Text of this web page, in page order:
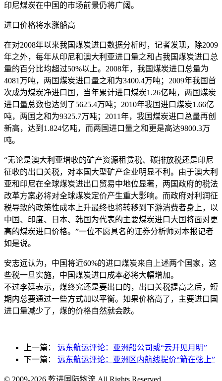
印尼煤炭在中国的市场前景仍将广阔。
进口价格将水涨船高
在对2008年以来我国煤炭进口数据分析时，记者发现，除2009
年之外，每年从印尼和澳大利亚进口量之和占我国煤炭进口总
量的百分比均超过50%以上。2008年，我国煤炭进口总量为
4081万吨，两国煤炭进口量之和为3400.4万吨；2009年我国首
次成为煤炭净进口国，当年累计进口煤炭1.26亿吨，两国煤炭
进口量总数也达到了5625.4万吨；2010年我国进口煤炭1.66亿
吨，两国之和为9325.7万吨；2011年，我国煤炭进口总量再创
新高，达到1.824亿吨，而两国进口量之和更是高达9800.3万
吨。
“无论是澳大利亚增收的矿产资源租赁税、碳排放税还是印尼
征收的出口关税，对本国大型矿产企业明显不利。由于澳大利
亚和印尼在全球煤炭进出口贸易中地位显著，两国政府的税法
改革方案必将对全球煤炭定价产生重大影响。而政府对利润征
税导致的政策性成本上升最终也将转移到下游消费者身上，以
中国、印度、日本、韩国为代表的主要煤炭进口大国将面对更
高的煤炭进口价格。”一位不愿具名的证券分析师对本报记者
如是说。
安志远认为，中国将近60%的进口煤炭来自上述两个国家，这
些税一旦实施，中国煤炭进口成本必将大幅增加。
不过李廷表示，煤终究还是要出口的，出口关税提高之后，短
期内总要通过一些方式加以平衡。如果价格高了，主要进口国
进口量减少了，煤的价格自然就会跌。
上一篇：
远东航运评论：亚洲船公司或“云开见月明”
下一篇：
远东航运评论：亚洲区内航线提价“箭在弦上”
© 2009-2026 乾进国际物流 All Rights Reserved.